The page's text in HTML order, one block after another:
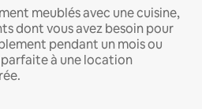
meublés avec une cuisine,
dont vous avez besoin pour
pendant un mois ou
à une location